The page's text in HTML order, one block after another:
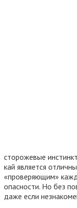
сторожевые
кай является
«проверяющим»
опасности. Но без
даже если